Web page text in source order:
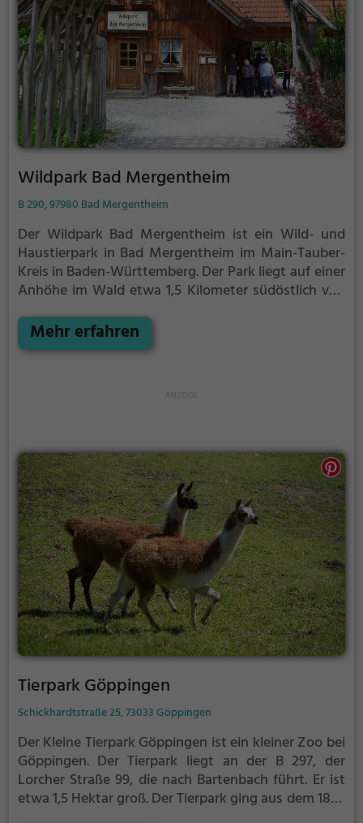
Wildpark Bad Mergentheim
B 290, 97980 Bad Mergentheim
Der Wildpark Bad Mergentheim ist ein Wild- und
Haustierpark in Bad Mergentheim im Main-Tauber-
Kreis in Baden-Württemberg.Der Park liegt auf einer
Anhöhe im Wald etwa 1,5 Kilometer südöstlich von
Geländefläche von rund 35 ha leben über 70
verschiedene in Europa heimische Tierarten wie
Mehr erfahren
Tierpark Göppingen
Schickhardtstraße 25, 73033 Göppingen
Der Kleine Tierpark Göppingen ist ein kleiner Zoo bei
Göppingen. Der Tierpark liegt an der B 297, der
Lorcher Straße 99, die nach Bartenbach führt. Er ist
etwa 1,5 Hektar groß.Der Tierpark ging aus dem 1892